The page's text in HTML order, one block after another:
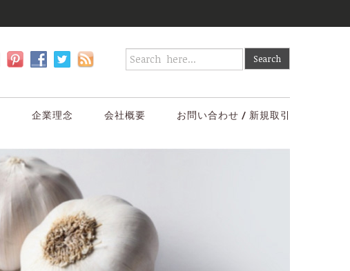
企業理念 会社概要 お問い合わせ / 新規取引